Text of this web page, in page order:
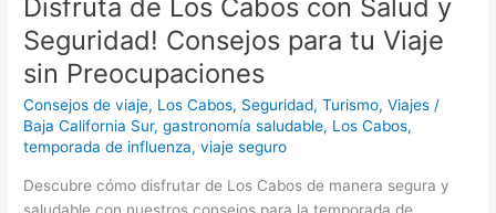
Disfruta de Los Cabos con Salud y
Seguridad! Consejos para tu Viaje
sin Preocupaciones
Consejos de viaje, Los Cabos, Seguridad,Turismo,Viajes /
Baja California Sur,gastronomía saludable, Los Cabos,
temporada de influenza,viaje seguro
Descubre cómo disfrutar de Los Cabos de manera segura y